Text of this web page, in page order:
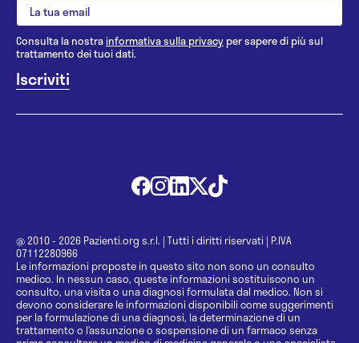
Consulta la nostrainformativa sulla privacy per sapere di più sul
trattamento dei tuoi dati.
@ 2010 - 2026 Pazienti.org s.r.l. | Tutti i diritti riservati | P.IVA
07112280966
Le informazioni proposte in questo sito non sono un consulto
medico. In nessun caso, queste informazioni sostituiscono un
consulto, una visita o una diagnosi formulata dal medico. Non si
devono considerare le informazioni disponibili come suggerimenti
per la formulazione di una diagnosi, la determinazione di un
trattamento o l’assunzione o sospensione di un farmaco senza